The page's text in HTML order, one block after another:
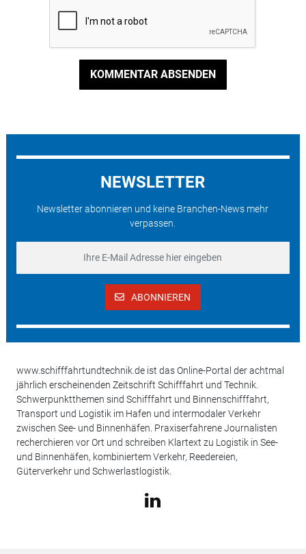
KOMMENTAR ABSENDEN
NEWSLETTER
Newsletter abonnieren und keine Branchen-News mehr
verpassen.
ABONNIEREN
www.schifffahrtundtechnik.de ist das Online-Portal der achtmal
jährlich erscheinenden Zeitschrift Schifffahrt und Technik.
Schwerpunktthemen sind Schifffahrt und Binnenschifffahrt,
Transport und Logistik im Hafen und intermodaler Verkehr
zwischen See- und Binnenhäfen. Praxiserfahrene Journalisten
recherchieren vor Ort und schreiben Klartext zu Logistik in See-
und Binnenhäfen, kombiniertem Verkehr, Reedereien,
Güterverkehr und Schwerlastlogistik.